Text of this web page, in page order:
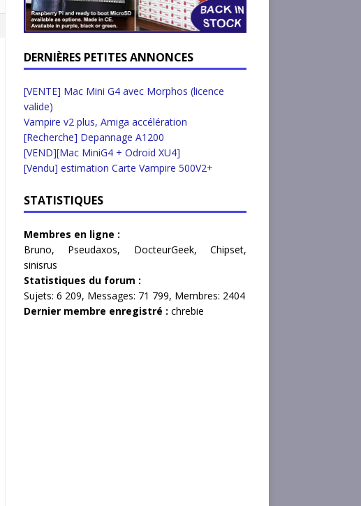
DERNIÈRES PETITES ANNONCES
[VENTE] Mac Mini G4 avec Morphos (licence
valide)
Vampire v2 plus, Amiga accélération
[Recherche] Depannage A1200
[VEND][Mac MiniG4 + Odroid XU4]
[Vendu] estimation Carte Vampire 500V2+
STATISTIQUES
Membres en ligne :
Bruno, Pseudaxos, DocteurGeek,Chipset,
sinisrus
Statistiques du forum :
Sujets: 6 209, Messages: 71 799, Membres: 2404
Dernier membre enregistré : chrebie